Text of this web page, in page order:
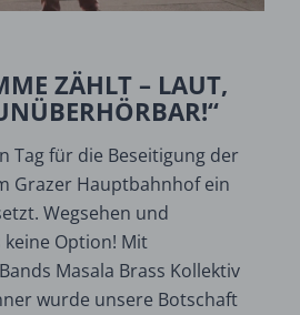
ZÄHLT – LAUT,
Tag für die Beseitigung der
Grazer Hauptbahnhof ein
Wegsehen und
keine Option! Mit
Masala Brass Kollektiv
wurde unsere Botschaft